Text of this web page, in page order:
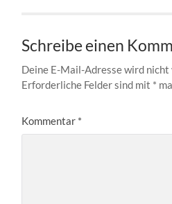
Schreibe einen
Deine E-Mail-Adresse wird
Erforderliche Felder sind mit *
Kommentar *